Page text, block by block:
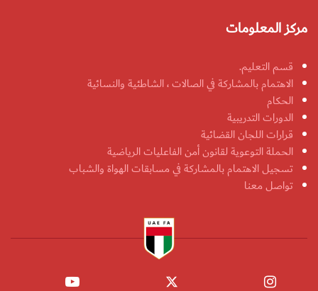
مركز المعلومات
قسم التعليم.
الاهتمام بالمشاركة في الصالات ، الشاطئية والنسائية
الحكام
الدورات التدريبية
قرارات اللجان القضائية
الحملة التوعوية لقانون أمن الفاعليات الرياضية
تسجيل الاهتمام بالمشاركة في مسابقات الهواة والشباب
تواصل معنا